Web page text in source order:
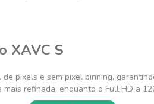
XAVC S
pixels e sem pixel binning,
refinada, enquanto o Full HD a